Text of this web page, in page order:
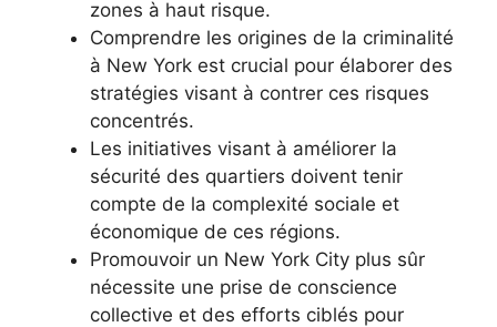
zones à haut risque.
Comprendre les origines de la criminalité
à New York est crucial pour élaborer des
stratégies visant à contrer ces risques
concentrés.
Les initiatives visant à améliorer la
sécurité des quartiers doivent tenir
compte de la complexité sociale et
économique de ces régions.
Promouvoir un New York City plus sûr
nécessite une prise de conscience
collective et des efforts ciblés pour